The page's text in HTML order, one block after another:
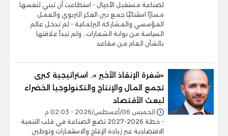
لصناعة مستقبل الأجيال - استطاعت أن تبني لنفسها
مسارًا استثنائيًا جمع بين الفكر التربوي والعمل
المؤسسي والمشاركة البرلمانية - لم تدخل عالم
السياسة من بوابة الشعارات.. ولم تبدأ علاقتها
بالشأن العام من مقاعد
«شفرة الإنقاذ الأخير ».. استراتيجية كبرى
تجمع المال والإنتاج والتكنولوجيا الخضراء
لبعث الأقتصاد
الخميس 06/أغسطس/2026 - 02:03 م
- خطة 2026-2027 تضع الصناعة في قلب التنمية
الاقتصادية عبر زيادة الإنتاج والاستثمارات وتوطين